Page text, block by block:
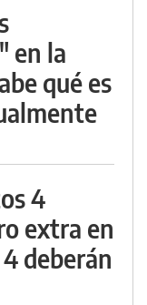
en la
qué es
4
extra en
deberán